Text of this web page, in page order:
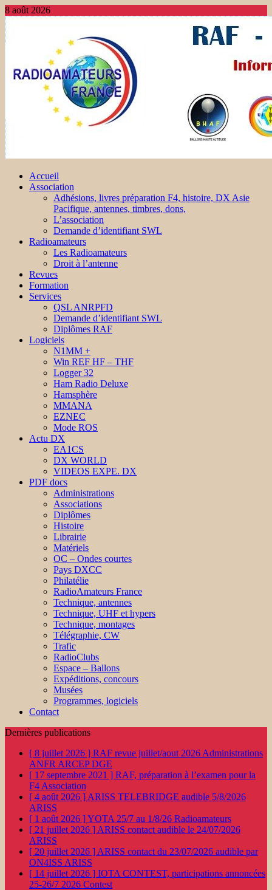
8 août 2026
Accueil
Association
Adhésions, livres préparation F4, histoire, DX Asie
Pacifique, antennes, timbres, dons,
L’association
Demande d’identifiant SWL
Radioamateurs
Les Radioamateurs
Droit à l’antenne
Revues
Formation
Services
QSL ANRPFD
Demande d’identifiant SWL
Diplômes RAF
Logiciels
N1MM +
Win REF HF – THF
Logger 32
Ham Radio Deluxe
Hamsphère
MMANA
EZNEC
Mode ROS
Actu DX
EA1CS
DX WORLD
VIDEOS EXPE. DX
PDF docs
Administrations
Associations
Diplômes
Histoire
Librairie
Matériels
OC – Ondes courtes
Pays DXCC
Philatélie
RadioAmateurs France
Technique, antennes
Technique, UHF et hypers
Technique, montages
Télégraphie, CW
Trafic
RadioClubs
Espace – Ballons
Expéditions, concours
Musées
Programmes, logiciels
Contact
Dernières publications
[ 8 juillet 2026 ] RAF revue juillet/aout 2026 Administrations
ANFR ARCEP DGE
[ 17 septembre 2021 ] RAF, préparation à l’examen pour la
F4 Association
[ 4 août 2026 ] ARISS TELEBRIDGE audible 5/8/2026
ARISS
[ 1 août 2026 ]YOTA 25/7 au 1/8/26 Radioamateurs
[ 21 juillet 2026 ] ARISS contact audible le 24/07/2026
ARISS
[ 20 juillet 2026 ] ARISS contact du 23/07/2026 audible par
ON4ISS ARISS
[ 14 juillet 2026 ] IOTA CONTEST, participations annoncées
25-26/7 2026 Contest